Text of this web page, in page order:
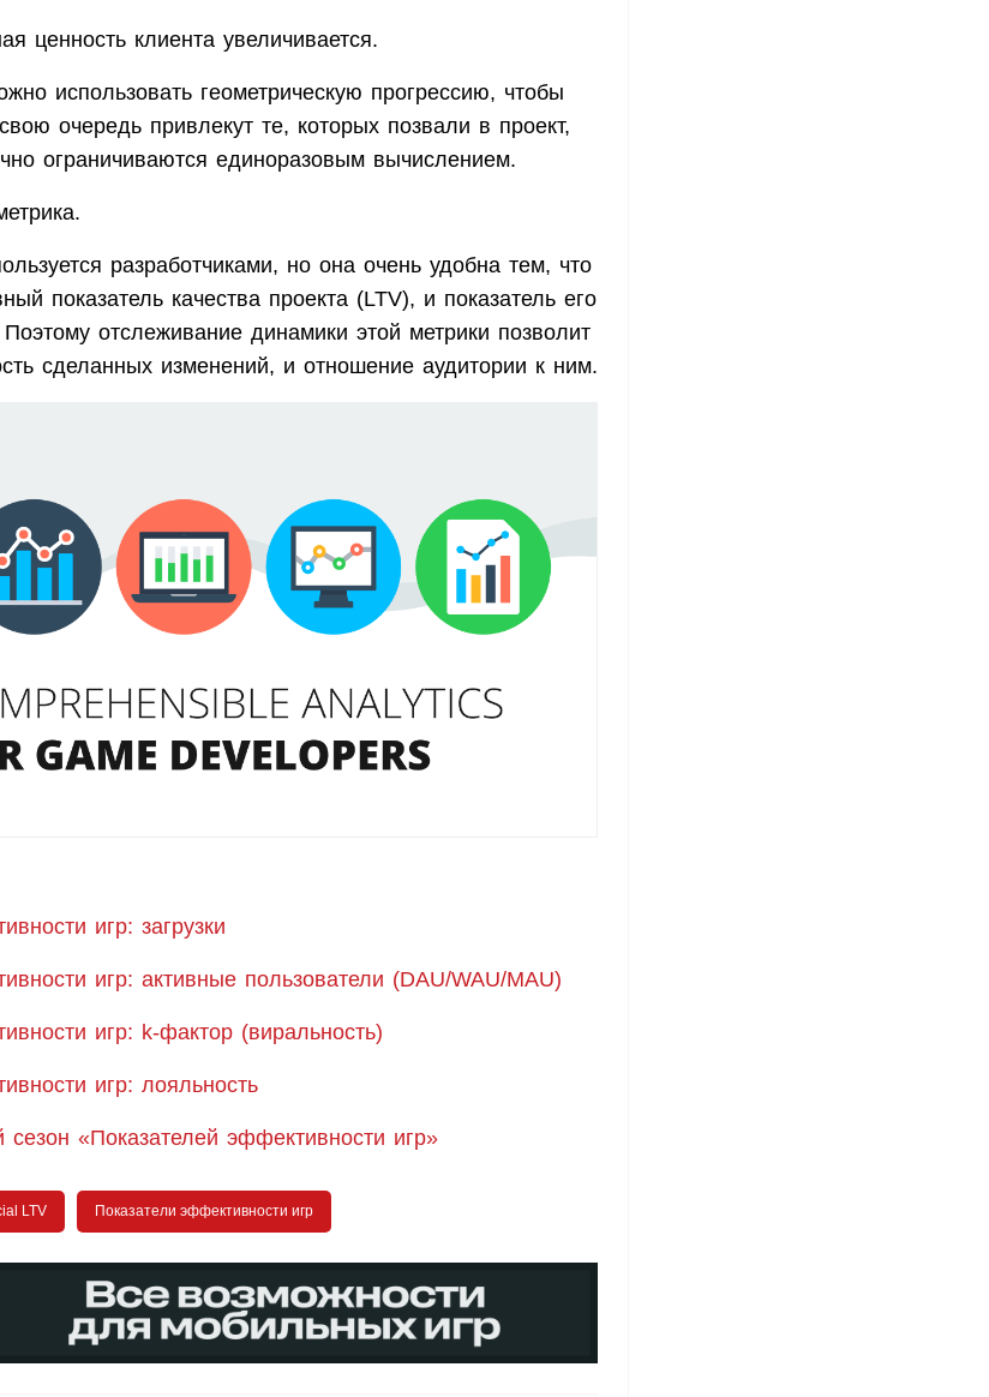
ценность клиента увеличивается.
использовать геометрическую прогрессию, чтобы
очередь привлекут те, которых позвали в проект,
ограничиваются единоразовым вычислением.
разработчиками, но она очень удобна тем, что
показатель качества проекта (LTV), и показатель его
отслеживание динамики этой метрики позволит
сделанных изменений, и отношение аудитории к ним.
игр: загрузки
игр: активные пользователи (DAU/WAU/MAU)
игр: k-фактор (виральность)
игр: лояльность
сезон «Показателей эффективности игр»
LTV Показатели эффективности игр